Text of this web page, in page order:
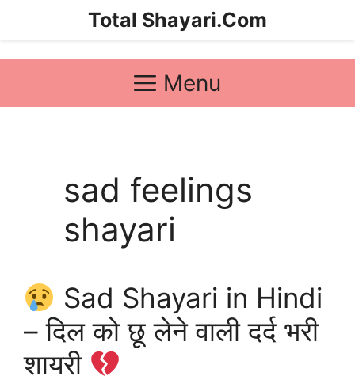
Total Shayari.Com
Menu
sad feelings
shayari
Sad Shayari in Hindi
– दिल को छू लेने वाली दर्द भरी
शायरी